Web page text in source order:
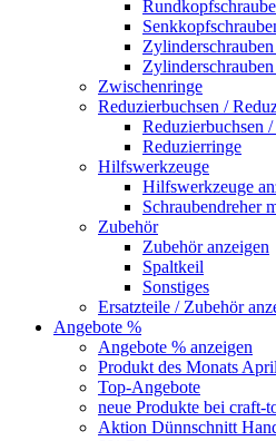
Zwischenringe
Reduzierbuchsen /
Reduzierbuchsen
Reduzierringe
Hilfswerkzeuge
Hilfswerkzeuge
Schraubendreher
Zubehör
Zubehör anzeigen
Spaltkeil
Sonstiges
Ersatzteile / Zubehör
Angebote %
Angebote % anzeigen
Produkt des Monats
Top-Angebote
neue Produkte bei craft-
Aktion Dünnschnitt